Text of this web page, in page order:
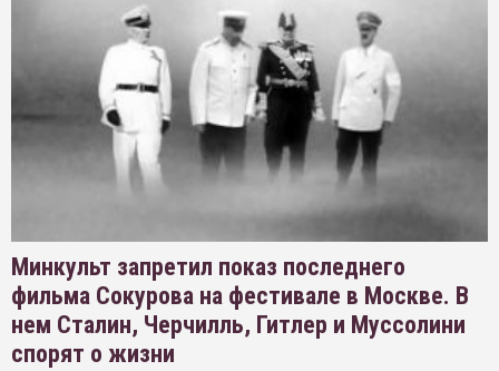
Минкульт запретил показ последнего
фильма Сокурова на фестивале в Москве. В
нем Сталин, Черчилль, Гитлер и Муссолини
спорят о жизни